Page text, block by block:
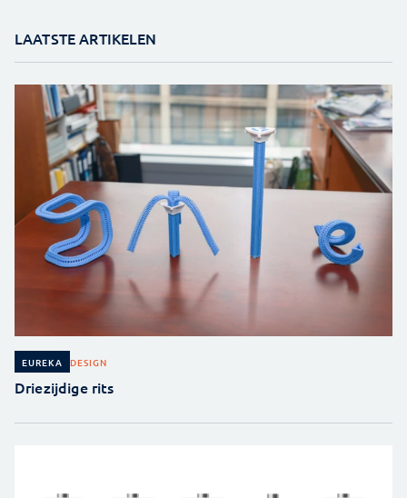
LAATSTE ARTIKELEN
EUREKA DESIGN
Driezijdige rits